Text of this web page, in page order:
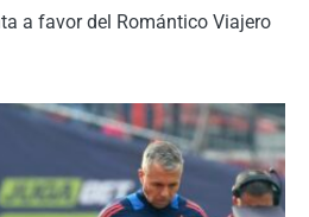
a favor del Romántico Viajero